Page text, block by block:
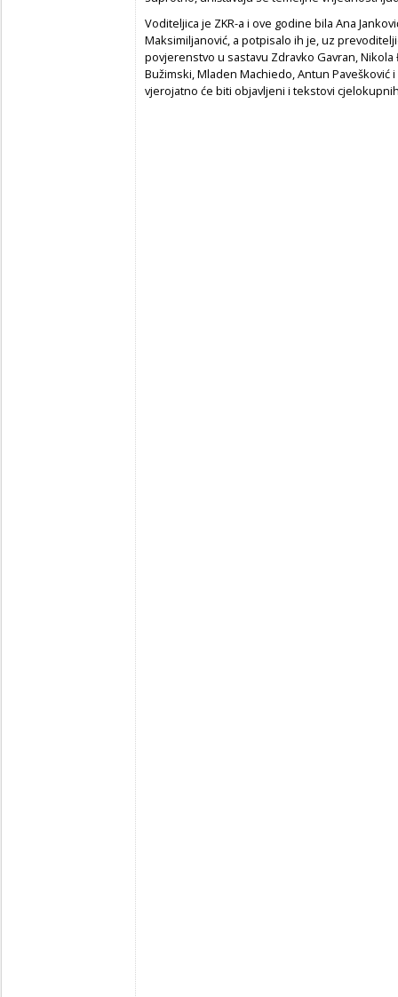
Voditeljica je ZKR-a i ove godine bila Ana
Maksimiljanović, a potpisalo ih je, uz
povjerenstvo u sastavu Zdravko Gavran,
Bužimski, Mladen Machiedo, Antun Pavešković
vjerojatno će biti objavljeni i tekstovi